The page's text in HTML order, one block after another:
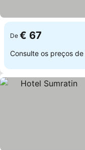
De € 67
Consulte os preços de